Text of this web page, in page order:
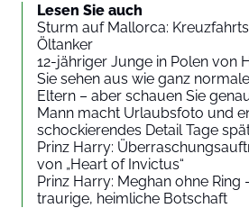
Lesen Sie auch
Sturm auf Mallorca:
Öltanker
12-jähriger Junge in Polen von
Sie sehen aus wie ganz
Eltern – aber schauen Sie
Mann macht Urlaubsfoto und
schockierendes Detail Tage
Prinz Harry:
von „Heart of Invictus“
Prinz Harry: Meghan ohne Ring
traurige, heimliche Botschaft